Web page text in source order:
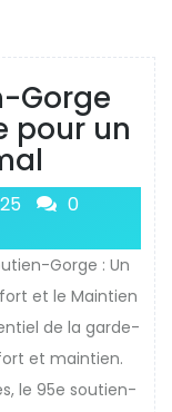
Gorge
pour un
0
Gorge : Un
et le Maintien
de la garde-
et maintien.
le 95e soutien-